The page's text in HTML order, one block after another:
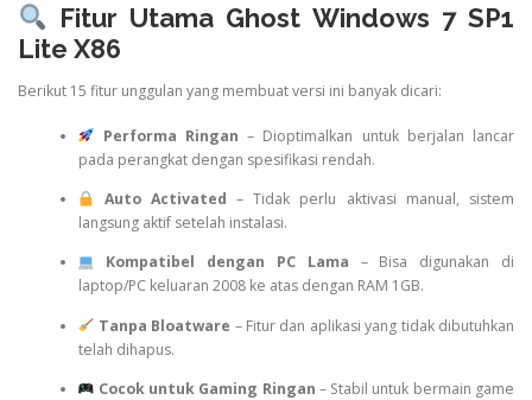
Fitur Utama Ghost Windows 7 SP1
Lite X86
Berikut 15 fitur unggulan yang membuat versi ini banyak dicari:
Performa Ringan – Dioptimalkan untuk berjalan lancar
pada perangkat dengan spesifikasi rendah.
Auto Activated – Tidak perlu aktivasi manual, sistem
langsung aktif setelah instalasi.
Kompatibel dengan PC Lama – Bisa digunakan di
laptop/PC keluaran 2008 ke atas dengan RAM 1GB.
Tanpa Bloatware – Fitur dan aplikasi yang tidak dibutuhkan
telah dihapus.
Cocok untuk Gaming Ringan – Stabil untuk bermain game